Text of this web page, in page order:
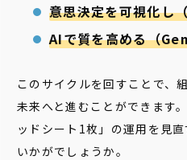
意思決定を可視化
AIで質を高める（
このサイクルを回すことで、
未来へと進むことができます
ッドシート1枚」の運用を見
いかがでしょうか。